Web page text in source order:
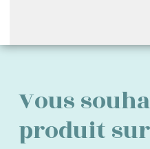
Vous
produit